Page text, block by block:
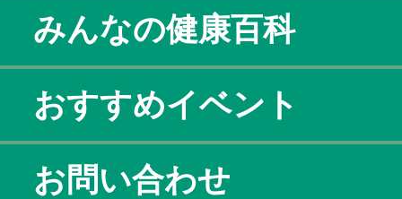
みんなの健康百科
おすすめイベント
お問い合わせ